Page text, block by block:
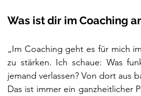
Was ist dir im Coaching
„Im Coaching geht es für mich
zu stärken. Ich schaue: Was
jemand verlassen? Von dort aus
Das ist immer ein ganzheitlicher